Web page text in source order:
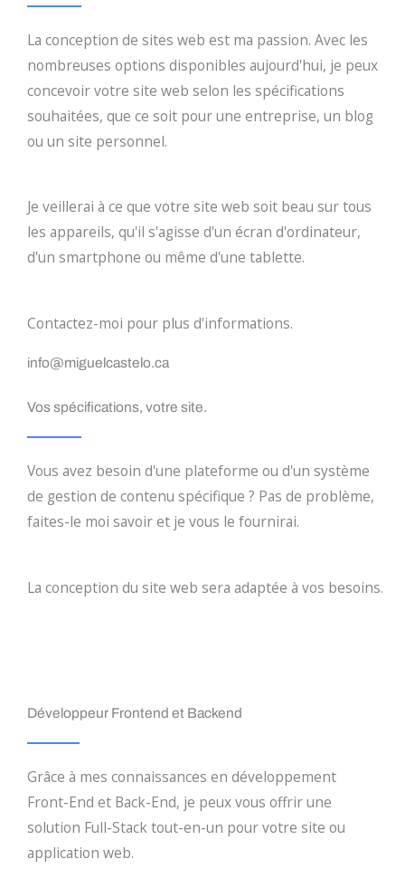
La conception de sites web est ma passion. Avec les
nombreuses options disponibles aujourd'hui, je peux
concevoir votre site web selon les spécifications
souhaitées, que ce soit pour une entreprise, un blog
ou un site personnel.
Je veillerai à ce que votre site web soit beau sur tous
les appareils, qu'il s'agisse d'un écran d'ordinateur,
d'un smartphone ou même d'une tablette.
Contactez-moi pour plus d'informations.
info@miguelcastelo.ca
Vos spécifications, votre site.
Vous avez besoin d'une plateforme ou d'un système
de gestion de contenu spécifique ? Pas de problème,
faites-le moi savoir et je vous le fournirai.
La conception du site web sera adaptée à vos besoins.
Développeur Frontend et Backend
Grâce à mes connaissances en développement
Front-End et Back-End, je peux vous offrir une
solution Full-Stack tout-en-un pour votre site ou
application web.